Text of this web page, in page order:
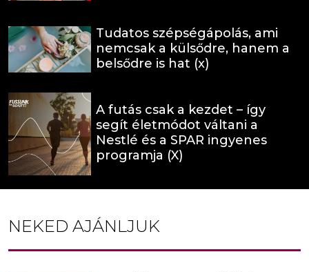
Tudatos szépségápolás, ami
nemcsak a külsődre, hanem a
belsődre is hat (x)
A futás csak a kezdet – így
segít életmódot váltani a
Nestlé és a SPAR ingyenes
programja (X)
NEKED AJÁNLJUK